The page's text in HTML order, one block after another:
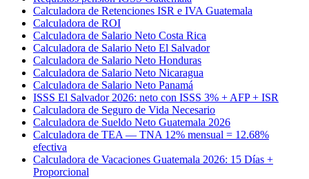
Calculadora de Retenciones ISR e IVA Guatemala
Calculadora de ROI
Calculadora de Salario Neto Costa Rica
Calculadora de Salario Neto El Salvador
Calculadora de Salario Neto Honduras
Calculadora de Salario Neto Nicaragua
Calculadora de Salario Neto Panamá
ISSS El Salvador 2026: neto con ISSS 3% + AFP + ISR
Calculadora de Seguro de Vida Necesario
Calculadora de Sueldo Neto Guatemala 2026
Calculadora de TEA — TNA 12% mensual = 12.68%
efectiva
Calculadora de Vacaciones Guatemala 2026: 15 Días +
Proporcional